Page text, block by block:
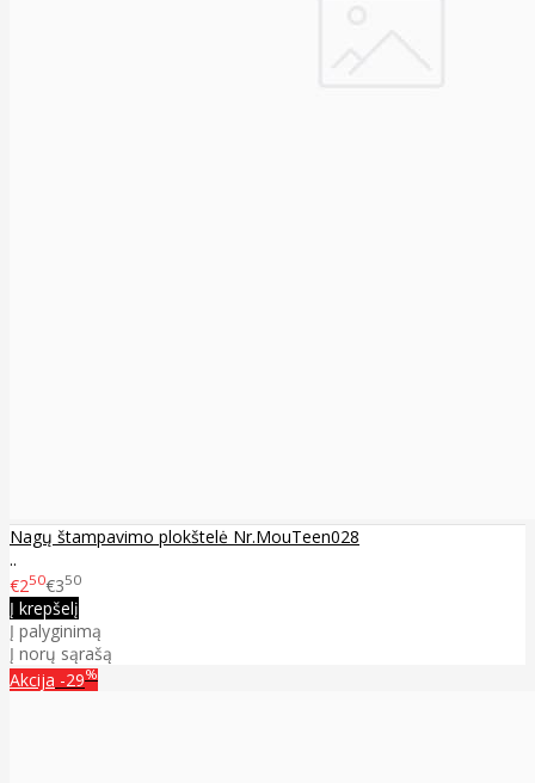
Nagų štampavimo plokštelė Nr.MouTeen028
..
€250€350
Į krepšelį
Į palyginimą
Į norų sąrašą
Akcija -29%